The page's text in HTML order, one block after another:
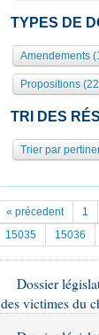
TYPES DE
Amendements
Propositions
TRI DES
Trier par
« précedent 1
15035
15036
Dossier
des victimes du